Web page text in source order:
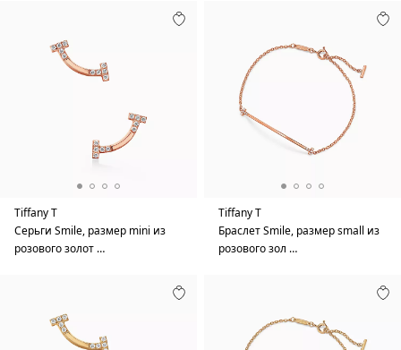
Tiffany T
Серьги Smile, размер mini из
розового золот …
Tiffany T
Браслет Smile, размер small из
розового зол …